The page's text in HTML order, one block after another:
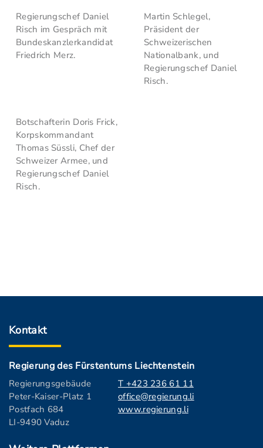
Regierungschef Daniel
Risch im Gespräch mit
Bundeskanzlerkandidat
Friedrich Merz.
Martin Schlegel,
Präsident der
Schweizerischen
Nationalbank, und
Regierungschef Daniel
Risch.
Botschafterin Doris Frick,
Korpskommandant
Thomas Süssli, Chef der
Schweizer Armee, und
Regierungschef Daniel
Risch.
Kontakt
Regierung des Fürstentums Liechtenstein
Regierungsgebäude
Peter-Kaiser-Platz 1
Postfach 684
LI-9490 Vaduz
T +423 236 61 11
office@regierung.li
www.regierung.li